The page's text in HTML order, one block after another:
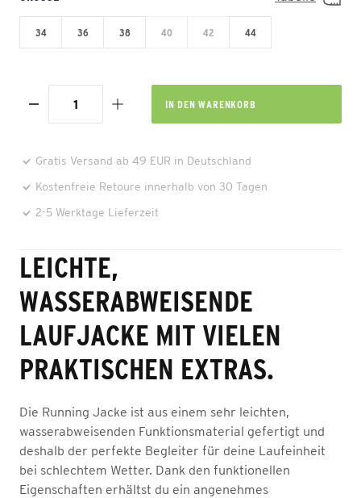
34 36 38 40 42 44
IN DEN WARENKORB
Gratis Versand ab 49 EUR in Deutschland
Kostenfreie Retoure innerhalb von 30 Tagen
2-5 Werktage Lieferzeit
LEICHTE,
WASSERABWEISENDE
LAUFJACKE MIT VIELEN
PRAKTISCHEN EXTRAS.
Die Running Jacke ist aus einem sehr leichten,
wasserabweisenden Funktionsmaterial gefertigt und
deshalb der perfekte Begleiter für deine Laufeinheit
bei schlechtem Wetter. Dank den funktionellen
Eigenschaften erhältst du ein angenehmes